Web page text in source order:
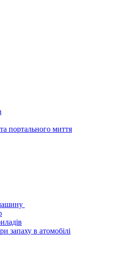
портального миття
запаху в атомобілі